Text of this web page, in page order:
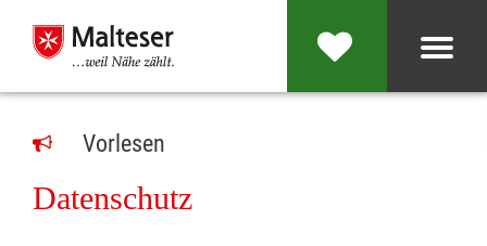
Vorlesen
Datenschutz